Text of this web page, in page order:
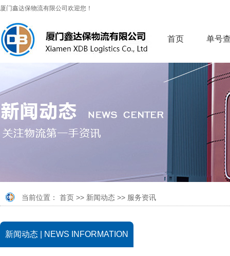
厦门鑫达保物流有限公司欢迎您！
首页 单号
当前位置： 首页 >> 新闻动态 >> 服务资讯
新闻动态 | NEWS INFORMATION